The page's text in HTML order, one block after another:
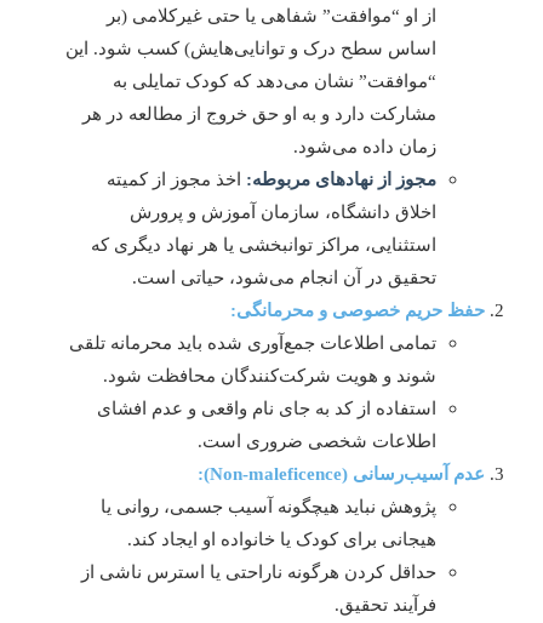
از او “موافقت” شفاهی یا حتی غیرکلامی (بر
اساس سطح درک و توانایی‌هایش) کسب شود. این
“موافقت” نشان می‌دهد که کودک تمایلی به
مشارکت دارد و به او حق خروج از مطالعه در هر
زمان داده می‌شود.
مجوز از نهادهای مربوطه:اخذ مجوز از کمیته
اخلاق دانشگاه، سازمان آموزش و پرورش
استثنایی، مراکز توانبخشی یا هر نهاد دیگری که
تحقیق در آن انجام می‌شود، حیاتی است.
حفظ حریم خصوصی و محرمانگی:
تمامی اطلاعات جمع‌آوری شده باید محرمانه تلقی
شوند و هویت شرکت‌کنندگان محافظت شود.
استفاده از کد به جای نام واقعی و عدم افشای
اطلاعات شخصی ضروری است.
عدم آسیب‌رسانی (Non-maleficence):
پژوهش نباید هیچگونه آسیب جسمی، روانی یا
هیجانی برای کودک یا خانواده او ایجاد کند.
حداقل کردن هرگونه ناراحتی یا استرس ناشی از
فرآیند تحقیق.